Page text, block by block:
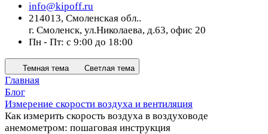
info@kipoff.ru
214013, Смоленская обл..
г. Смоленск, ул.Николаева, д.63, офис 20
Пн - Пт: с 9:00 до 18:00
Темная тема Светлая тема
Главная
Блог
Измерение скорости воздуха и вентиляция
Как измерить скорость воздуха в воздуховоде
анемометром: пошаговая инструкция